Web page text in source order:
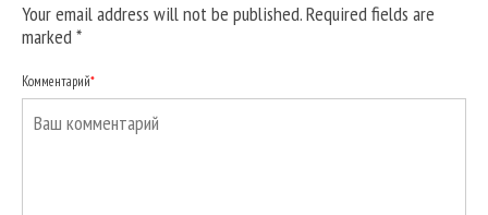
Your email address will not be published. Required fields are
marked*
Комментарий*